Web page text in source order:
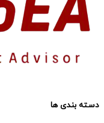
دسته بندی ها